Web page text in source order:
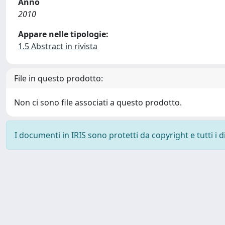
2010
Appare nelle tipologie:
1.5 Abstract in rivista
File in questo prodotto:
Non ci sono file associati a questo prodotto.
I documenti in IRIS sono protetti da copyright e tutti i